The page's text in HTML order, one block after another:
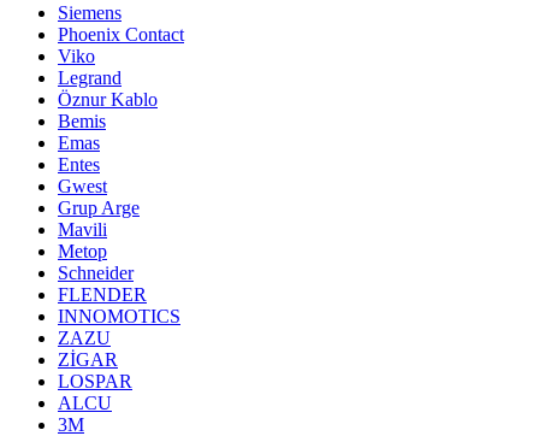
Siemens
Phoenix Contact
Viko
Legrand
Öznur Kablo
Bemis
Emas
Entes
Gwest
Grup Arge
Mavili
Metop
Schneider
FLENDER
INNOMOTICS
ZAZU
ZİGAR
LOSPAR
ALCU
3M